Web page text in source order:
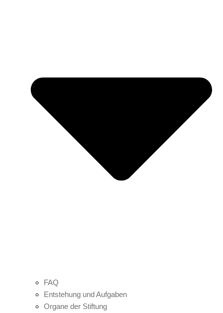
FAQ
Entstehung und Aufgaben
Organe der Stiftung